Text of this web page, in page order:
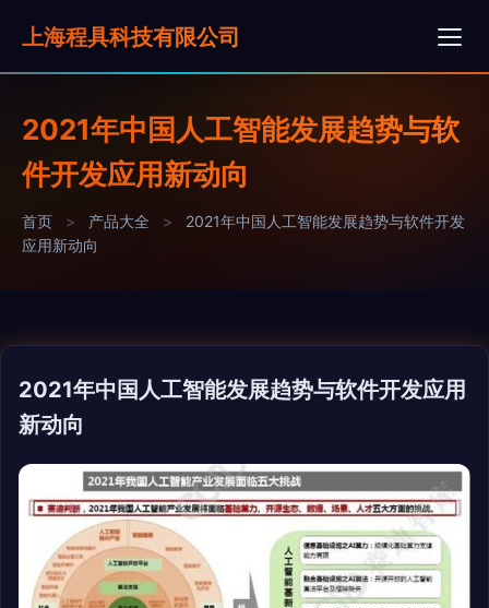
上海程具科技有限公司
2021年中国人工智能发展趋势与软
件开发应用新动向
首页 > 产品大全 >
2021年中国人工智能发展趋势与软件开发
应用新动向
2021年中国人工智能发展趋势与软件开发应用
新动向